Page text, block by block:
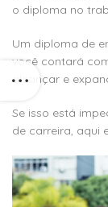
o diploma no
Um diploma de
você contará
alcançar e
Se isso está
de carreira, aqui